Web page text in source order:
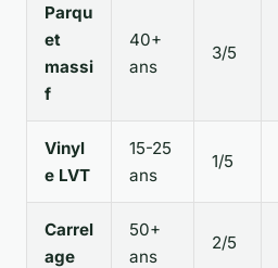
Parqu
et
massi
f
40+
ans
3/5
Vinyl
e LVT
15-25
ans
1/5
Carrel
age
50+
ans
2/5